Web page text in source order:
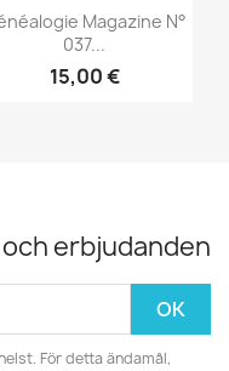
Snabbvy
Magazine N°
037...
15,00 €
erbjudanden
För detta ändamål,